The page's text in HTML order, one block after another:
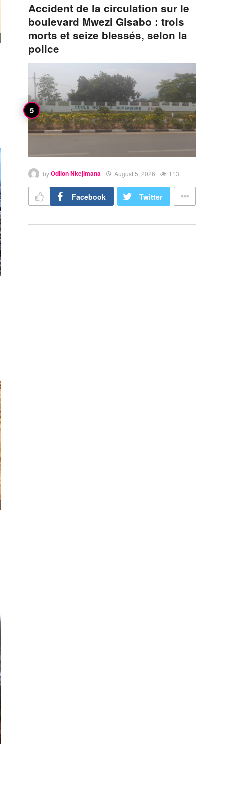
Accident de la circulation sur le
boulevard Mwezi Gisabo : trois
morts et seize blessés, selon la
police
byOdilon Nkejimana August 5, 2026 113
Facebook Twitter